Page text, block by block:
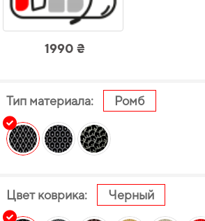
1990 ₴
Тип материала: Ромб
Цвет коврика: Черный